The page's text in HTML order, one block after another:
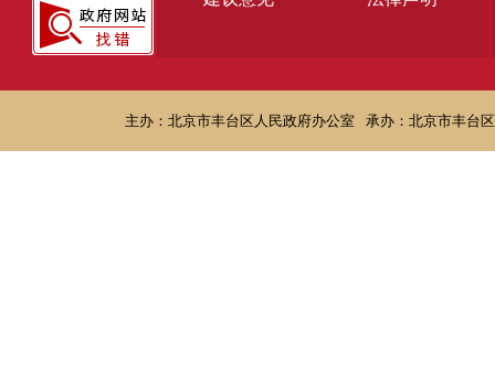
主办：北京市丰台区人民政府办公室 承办：北京市丰台